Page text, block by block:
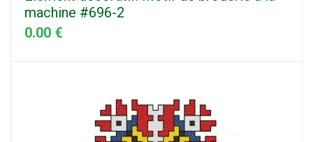
machine #696-2
0.00 €